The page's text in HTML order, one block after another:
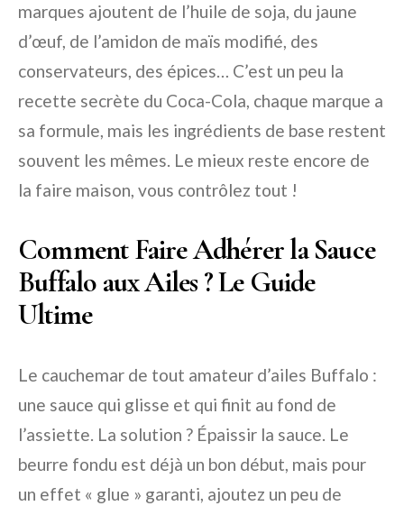
marques ajoutent de l’huile de soja, du jaune
d’œuf, de l’amidon de maïs modifié, des
conservateurs, des épices… C’est un peu la
recette secrète du Coca-Cola, chaque marque a
sa formule, mais les ingrédients de base restent
souvent les mêmes. Le mieux reste encore de
la faire maison, vous contrôlez tout !
Comment Faire Adhérer la Sauce
Buffalo aux Ailes ? Le Guide
Ultime
Le cauchemar de tout amateur d’ailes Buffalo :
une sauce qui glisse et qui finit au fond de
l’assiette. La solution ? Épaissir la sauce. Le
beurre fondu est déjà un bon début, mais pour
un effet « glue » garanti, ajoutez un peu de